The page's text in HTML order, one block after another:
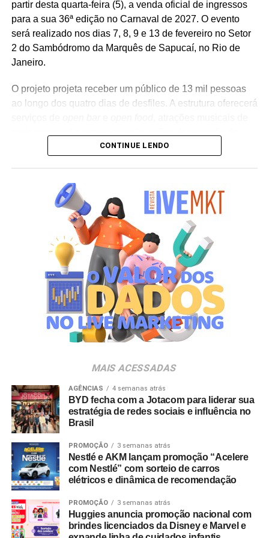
partir desta quarta-feira (5), a venda oficial de ingressos
para a sua 36ª edição no Carnaval de 2027. O evento
será realizado nos dias 7, 8, 9 e 13 de fevereiro no Setor
2 do Sambódromo da Marquês de Sapucaí, no Rio de
Janeiro.
O projeto projeta receber um público de 13 mil pessoas
ao longo dos quatro dias de desfiles. A estrutura oferecerá
marcas parceiras. “O Camarote Nº1 é um projeto que faz
uma experiência personalizada que nasce dolifestyle
cidade maravilhosa”, destaca Marcio Esher, sócio, diretor
de negócios e marketing da Holding Clube e gestor do
A produção do evento é assinada pela agência Banco_
em parceria com a Storymakers e a Cross Networking,
empresas pertencentes ao ecossistema da Holding
Clube. O projeto criativo mantém a assinatura “Brasil na
Veia”, conceito focado na valorização da cultura nacional,
da música e da hospitalidade carioca.
no canal oficial da Ticketmaster, com lote inicial a partir
de R$ 3.950,00. As demais atualizações e atrações do
evento serão divulgadas nos canais oficiais do camarote
nos próximos meses.
CONTINUE LENDO
MAIS ACESSADAS
AGÊNCIAS 4 semanas atrás
BYD fecha com a Jotacom para liderar sua
estratégia de redes sociais e influência no
Brasil
PROMOÇÃO 3 semanas atrás
Nestlé e AKM lançam promoção “Acelere
com Nestlé” com sorteio de carros
elétricos e dinâmica de recomendação
PROMOÇÃO 3 semanas atrás
Huggies anuncia promoção nacional com
brindes licenciados da Disney e Marvel e